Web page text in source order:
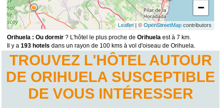
−
Leaflet| © OpenStreetMapcontributors
Orihuela : Ou dormir ? L'hôtel le plus proche deOrihuela est à 7 km.
Il y a193 hotels dans un rayon de 100 kms à vol d'oiseau de Orihuela.
TROUVEZ L'HÔTEL AUTOUR
DE ORIHUELA SUSCEPTIBLE
DE VOUS INTÉRESSER